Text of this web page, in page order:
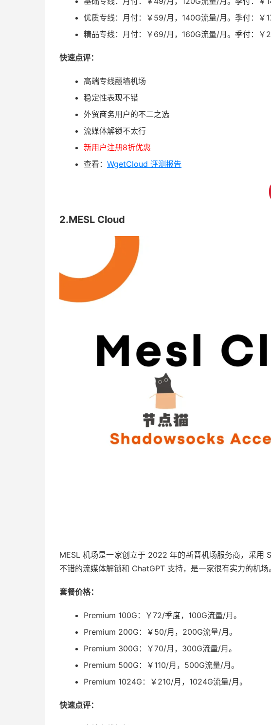
优质专线：月付：￥59/月，140G流量/月。季付：￥
精品专线：月付：￥69/月，160G流量/月。季付：
快速点评：
高端专线翻墙机场
稳定性表现不错
外贸商务用户的不二之选
流媒体解锁不太行
新用户注册8折优惠
查看： WgetCloud 评测报告
2.MESL Cloud
MESL 机场是一家创立于 2022 年的新晋机场服务商，采用
不错的流媒体解锁和 ChatGPT 支持，是一家很有实力的机
套餐价格：
Premium 100G：￥72/季度，100G流量/月。
Premium 200G：￥50/月，200G流量/月。
Premium 300G：￥70/月，300G流量/月。
Premium 500G：￥110/月，500G流量/月。
Premium 1024G：￥210/月，1024G流量/月。
快速点评：